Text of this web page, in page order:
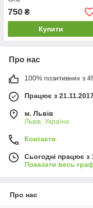
750 ₴
Купити
Про нас
100% позитивних з 45
Працює з
м. Львів
Львів, Україна
Контакти
Сьогодні працює з
Показати весь
Про нас